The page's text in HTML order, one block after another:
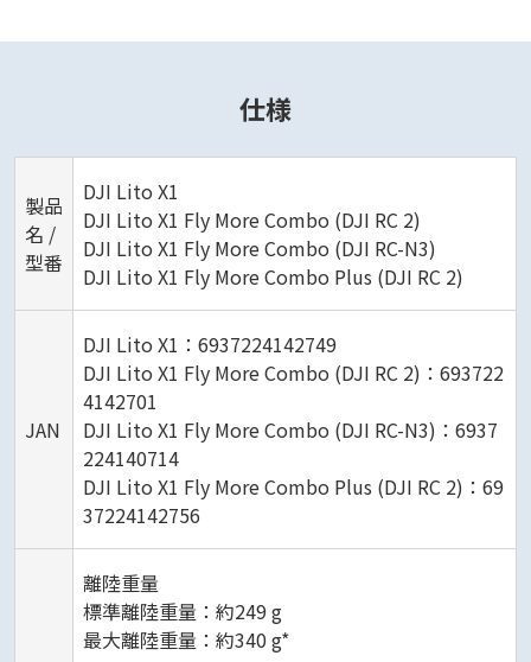
仕様
製品
名 /
型番
DJI Lito X1
DJI Lito X1 Fly More Combo (DJI RC 2)
DJI Lito X1 Fly More Combo (DJI RC-N3)
DJI Lito X1 Fly More Combo Plus (DJI RC 2)
JAN
DJI Lito X1：6937224142749
DJI Lito X1 Fly More Combo (DJI RC 2)：693722
4142701
DJI Lito X1 Fly More Combo (DJI RC-N3)：6937
224140714
DJI Lito X1 Fly More Combo Plus (DJI RC 2)：69
37224142756
離陸重量
標準離陸重量：約249 g
最大離陸重量：約340 g*